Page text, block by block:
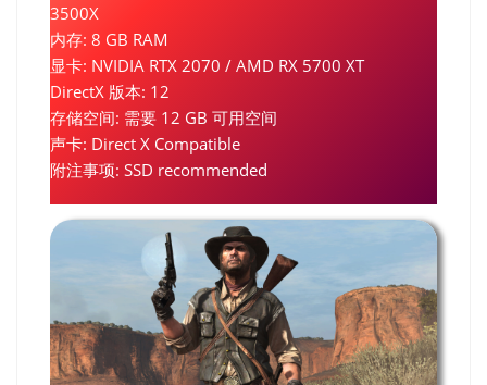
3500X
内存: 8 GB RAM
显卡: NVIDIA RTX 2070 / AMD RX 5700 XT
DirectX 版本: 12
存储空间: 需要 12 GB 可用空间
声卡: Direct X Compatible
附注事项: SSD recommended